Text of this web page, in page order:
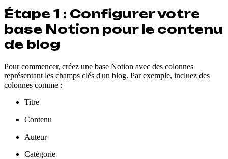
Étape 1 : Configurer votre
base Notion pour le contenu
de blog
Pour commencer, créez une base Notion avec des colonnes
représentant les champs clés d'un blog. Par exemple, incluez des
colonnes comme :
Titre
Contenu
Auteur
Catégorie